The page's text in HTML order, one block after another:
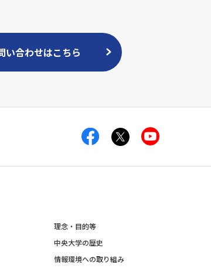
い合わせはこちら
理念・目的等
中央大学の歴史
情報環境への取り組み